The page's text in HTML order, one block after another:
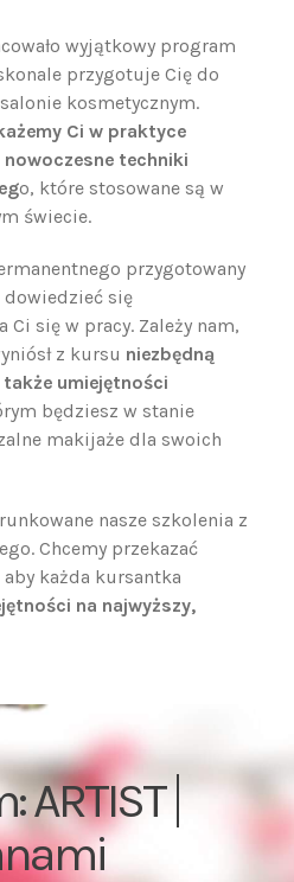
wyjątkowy program
przygotuje Cię do
kosmetycznym.
Ci w praktyce
techniki
o, które stosowane są w
świecie.
przygotowany
dowiedzieć się
się w pracy. Zależy nam,
z kursu niezbędną
umiejętności
będziesz w stanie
makijaże dla swoich
nasze szkolenia z
Chcemy przekazać
każda kursantka
na najwyższy,
Hanami
możesz zdobywać